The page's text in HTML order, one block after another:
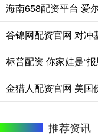
金猎人配资官网 美国
推荐资讯